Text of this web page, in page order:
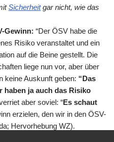
Sicherheitgar nicht, wie das
Gewinn: “Der ÖSV habe die
Risiko veranstaltet und ein
auf die Beine gestellt. Die
liege nun vor, aber über
keine Auskunft geben: “Das
haben ja auch das Risiko
aber soviel: “Es schaut
erzielen, den wir in den ÖSV-
Hervorhebung WZ).